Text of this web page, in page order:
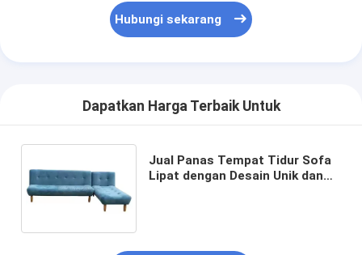
Hubungi sekarang
Dapatkan Harga Terbaik Untuk
Jual Panas Tempat Tidur Sofa
Lipat dengan Desain Unik dan